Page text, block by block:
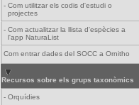
- Com utilitzar els codis d'estudi o
projectes
- Com actualitzar la llista d'espècies a
l'app NaturaList
Com entrar dades del SOCC a Ornitho
Recursos sobre els grups taxonòmics
- Orquídies